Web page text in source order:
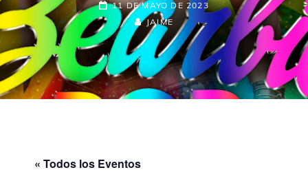
11 DE MAYO DE 2023
JAIME
« Todos los Eventos